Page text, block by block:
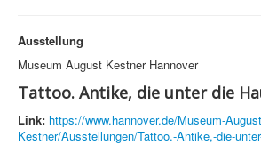
Ausstellung
Museum August Kestner Hannover
Tattoo. Antike, die unter die
Link: https://www.hannover.de/Museum-
Kestner/Ausstellungen/Tattoo.-Antike,-die-